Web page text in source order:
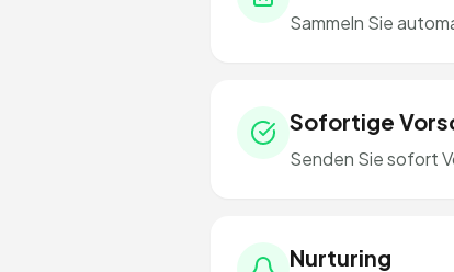
Sammeln Sie
Sofortige
Senden Sie sofort
Nurturing